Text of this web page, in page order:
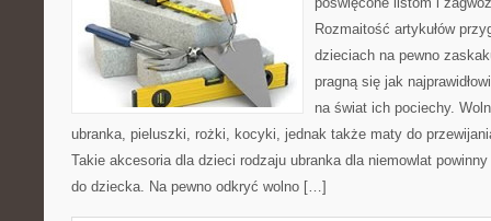
Rozmaitość artykułów
dzieciach na pewno
pragną się jak
na świat ich pociechy.
ubranka, pieluszki, rożki, kocyki, jednak także maty do
Takie akcesoria dla dzieci rodzaju ubranka dla niemowlat
do dziecka. Na pewno odkryć wolno […]